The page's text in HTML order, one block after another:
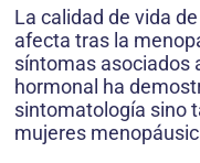
La calidad de vida
afecta tras la
síntomas asociados
hormonal ha
sintomatología sino
mujeres